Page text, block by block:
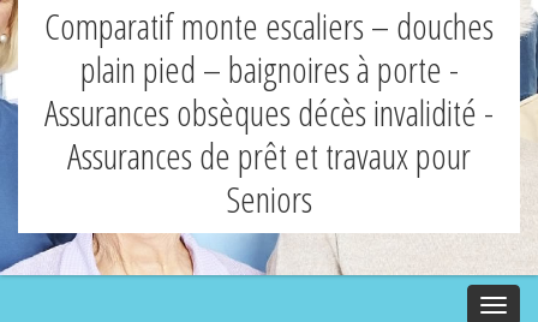
Comparatif monte escaliers – douches
plain pied – baignoires à porte -
Assurances obsèques décès invalidité -
Assurances de prêt et travaux pour
Seniors